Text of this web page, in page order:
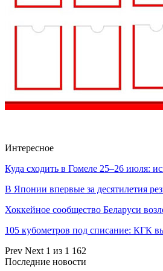
Интересное
Куда сходить в Гомеле 25–26 июля:
В Японии впервые за десятилетия
Хоккейное сообщество Беларуси
105 кубометров под списание: КГК
Prev Next 1 из 1 162
Последние новости